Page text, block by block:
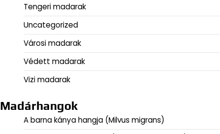
Tengeri madarak
Uncategorized
Városi madarak
Védett madarak
Vizi madarak
Madárhangok
A barna kánya hangja (Milvus migrans)